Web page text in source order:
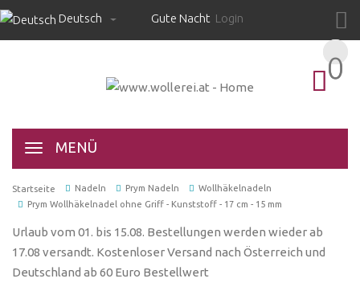
Deutsch Gute Nacht Login
0
MENÜ
0
Startseite Nadeln Prym Nadeln
Wollhäkelnadeln
Prym Wollhäkelnadel ohne Griff - Kunststoff - 17 cm - 15 mm
Urlaub vom 01. bis 15.08. Bestellungen werden wieder ab
17.08 versandt. Kostenloser Versand nach Österreich und
Deutschland ab 60 Euro Bestellwert